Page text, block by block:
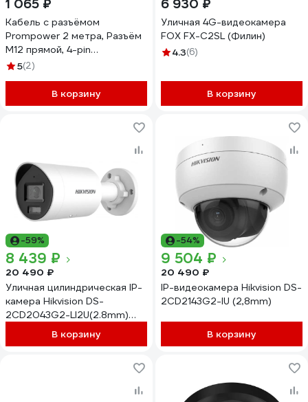
1 065 ₽
Кабель с разъёмом
Prompower 2 метра, Разъём
M12 прямой, 4-pin
KJTJ12S4LY
5(2)
В корзину
6 930 ₽
Уличная 4G-видеокамера
FOX FX-C2SL (Филин)
4.3(6)
В корзину
-59%
8 439 ₽
20 490 ₽
Уличная цилиндрическая IP-
камера Hikvision DS-
2CD2043G2-LI2U(2.8mm)
4Мп АВ5096104В корзину
-54%
9 504 ₽
20 490 ₽
IP-видеокамера Hikvision DS-
2CD2143G2-IU (2,8mm)
В корзину